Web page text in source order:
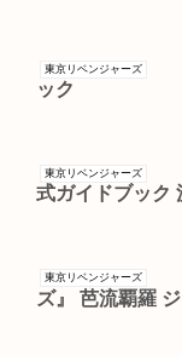
東京リベンジャーズ
ック
東京リベンジャーズ
式ガイドブック
東京リベンジャーズ
ズ』 芭流覇羅